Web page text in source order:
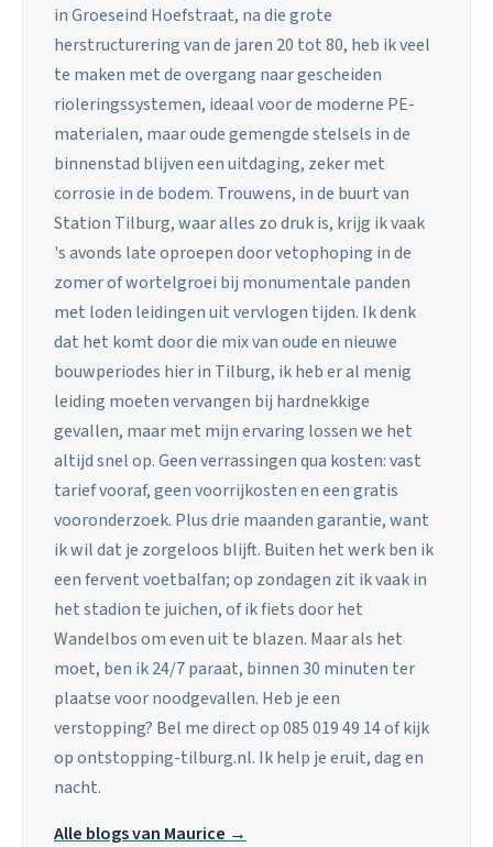
in Groeseind Hoefstraat, na die grote
herstructurering van de jaren 20 tot 80, heb ik veel
te maken met de overgang naar gescheiden
rioleringssystemen, ideaal voor de moderne PE-
materialen, maar oude gemengde stelsels in de
binnenstad blijven een uitdaging, zeker met
corrosie in de bodem. Trouwens, in de buurt van
Station Tilburg, waar alles zo druk is, krijg ik vaak
's avonds late oproepen door vetophoping in de
zomer of wortelgroei bij monumentale panden
met loden leidingen uit vervlogen tijden. Ik denk
dat het komt door die mix van oude en nieuwe
bouwperiodes hier in Tilburg, ik heb er al menig
leiding moeten vervangen bij hardnekkige
gevallen, maar met mijn ervaring lossen we het
altijd snel op. Geen verrassingen qua kosten: vast
tarief vooraf, geen voorrijkosten en een gratis
vooronderzoek. Plus drie maanden garantie, want
ik wil dat je zorgeloos blijft. Buiten het werk ben ik
een fervent voetbalfan; op zondagen zit ik vaak in
het stadion te juichen, of ik fiets door het
Wandelbos om even uit te blazen. Maar als het
moet, ben ik 24/7 paraat, binnen 30 minuten ter
plaatse voor noodgevallen. Heb je een
verstopping? Bel me direct op 085 019 49 14 of kijk
op ontstopping-tilburg.nl. Ik help je eruit, dag en
nacht.
Alle blogs van Maurice →